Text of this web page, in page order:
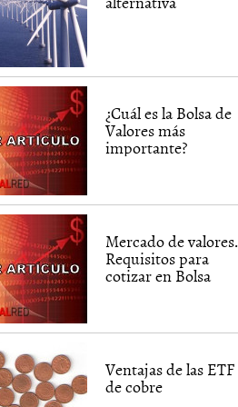
¿Cuál es la Bolsa de
Valores más
importante?
Mercado de valores.
Requisitos para
cotizar en Bolsa
Ventajas de las ETF
de cobre